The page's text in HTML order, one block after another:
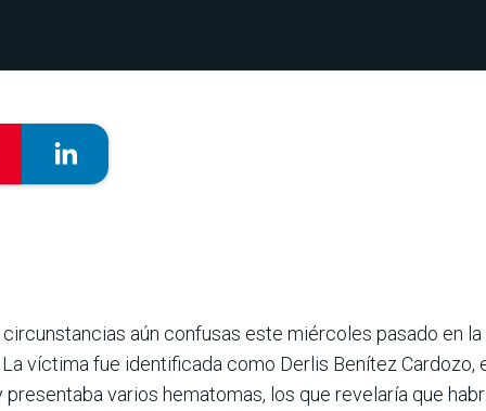
aún confusas este miércoles pasado en
víctima fue identificada como Derlis Benítez Cardozo,
varios hematomas, los que revelaría que